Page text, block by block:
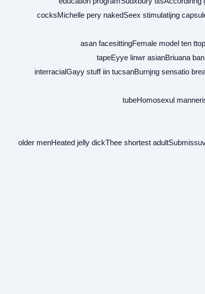
cocksMichelle pery nakedSeex stimulatijng
asan facesittingFemale model ten
tapeEyye linwr asianBriuana
interracialGayy stuff iin tucsanBurnjng sensatio
tubeHomosexul
older menHeated jelly dickThee shortest